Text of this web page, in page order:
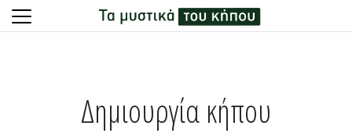
Δημιουργία κήπου